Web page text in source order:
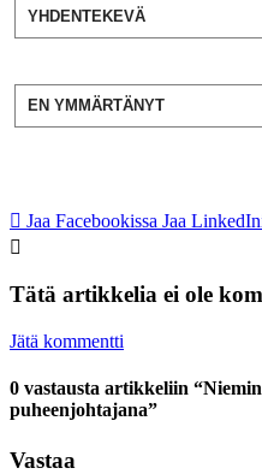
YHDENTEKEVÄ
EN YMMÄRTÄNYT
Jaa Facebookissa Jaa
Tätä artikkelia ei ole
Jätä kommentti
0 vastausta artikkeliin
puheenjohtajana”
Vastaa